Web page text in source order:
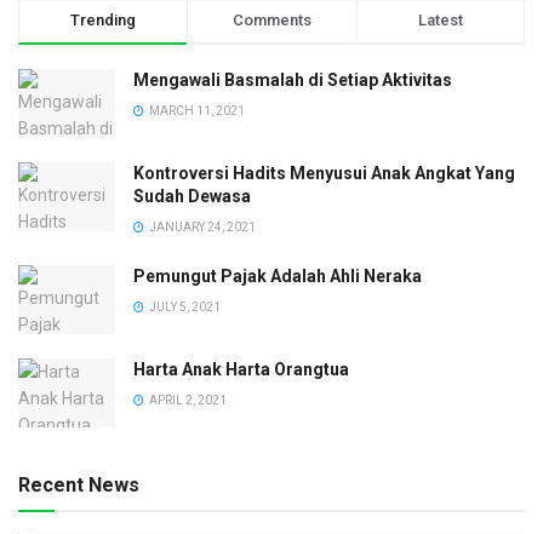
Trending Comments Latest
Mengawali Basmalah di Setiap Aktivitas
MARCH 11, 2021
Kontroversi Hadits Menyusui Anak Angkat Yang
Sudah Dewasa
JANUARY 24, 2021
Pemungut Pajak Adalah Ahli Neraka
JULY 5, 2021
Harta Anak Harta Orangtua
APRIL 2, 2021
Recent News